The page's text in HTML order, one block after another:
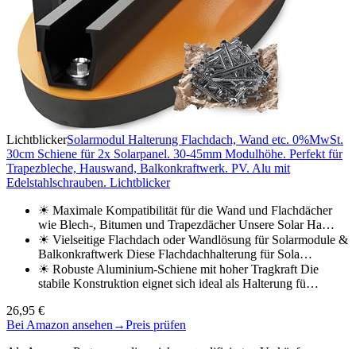
LichtblickerSolarmodul Halterung Flachdach, Wand etc. 0%MwSt.
30cm Schiene für 2x Solarpanel. 30-45mm Modulhöhe. Perfekt für
Trapezbleche, Hauswand, Balkonkraftwerk. PV. Alu mit
Edelstahlschrauben. Lichtblicker
☀ Maximale Kompatibilität für die Wand und Flachdächer
wie Blech-, Bitumen und Trapezdächer Unsere Solar Ha…
☀ Vielseitige Flachdach oder Wandlösung für Solarmodule &
Balkonkraftwerk Diese Flachdachhalterung für Sola…
☀ Robuste Aluminium-Schiene mit hoher Tragkraft Die
stabile Konstruktion eignet sich ideal als Halterung fü…
26,95 €
Bei Amazon ansehen →Preis prüfen